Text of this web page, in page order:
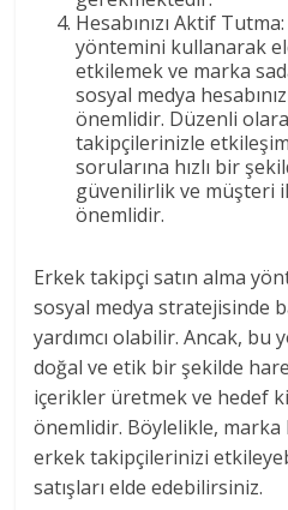
Hesabınızı Aktif
yöntemini kullanarak
etkilemek ve marka
sosyal medya
önemlidir. Düzenli
takipçilerinizle
sorularına hızlı bir
güvenilirlik ve müşteri
önemlidir.
Erkek takipçi satın alma
sosyal medya stratejisinde
yardımcı olabilir. Ancak, bu
doğal ve etik bir şekilde
içerikler üretmek ve hedef
önemlidir. Böylelikle,
erkek takipçilerinizi
satışları elde edebilirsiniz.